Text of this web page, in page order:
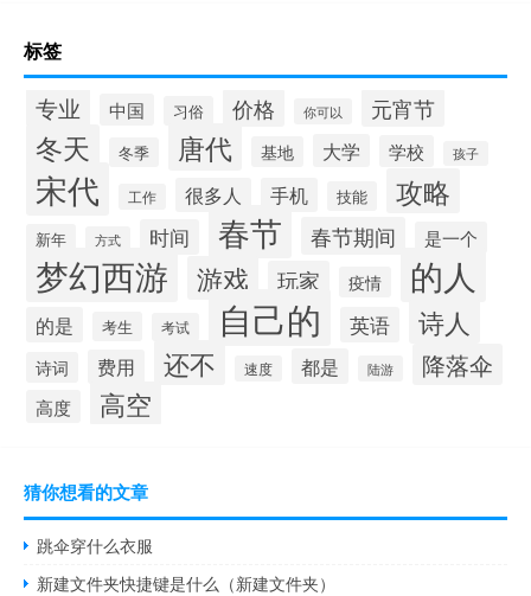
标签
专业 中国 习俗 价格 你可以 元宵节
冬天 冬季 唐代 基地 大学 学校 孩子
宋代 工作 很多人 手机 技能 攻略
新年 方式 时间 春节 春节期间 是一个
梦幻西游 游戏 玩家 疫情 的人
的是 考生 考试 自己的 英语 诗人
诗词 费用 还不 速度 都是 陆游 降落伞
高度 高空
猜你想看的文章
跳伞穿什么衣服
新建文件夹快捷键是什么（新建文件夹）